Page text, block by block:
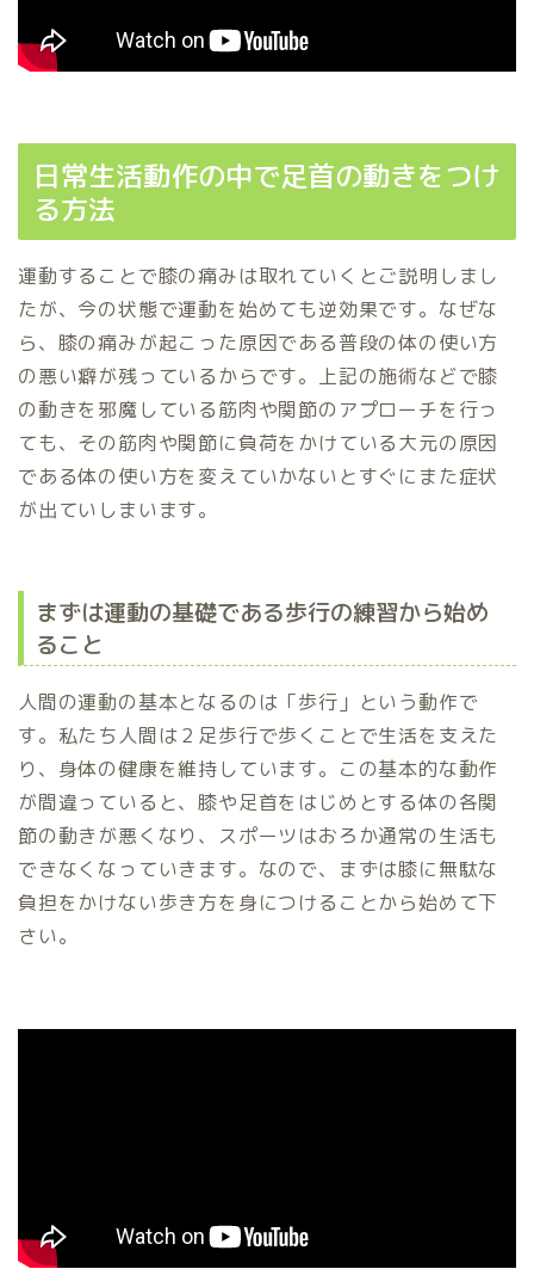
日常生活動作の中で足首の動きをつけ
る方法
運動することで膝の痛みは取れていくとご説明しまし
たが、今の状態で運動を始めても逆効果です。なぜな
ら、膝の痛みが起こった原因である普段の体の使い方
の悪い癖が残っているからです。上記の施術などで膝
の動きを邪魔している筋肉や関節のアプローチを行っ
ても、その筋肉や関節に負荷をかけている大元の原因
である体の使い方を変えていかないとすぐにまた症状
が出ていしまいます。
まずは運動の基礎である歩行の練習から始め
ること
人間の運動の基本となるのは「歩行」という動作で
す。私たち人間は２足歩行で歩くことで生活を支えた
り、身体の健康を維持しています。この基本的な動作
が間違っていると、膝や足首をはじめとする体の各関
節の動きが悪くなり、スポーツはおろか通常の生活も
できなくなっていきます。なので、まずは膝に無駄な
負担をかけない歩き方を身につけることから始めて下
さい。